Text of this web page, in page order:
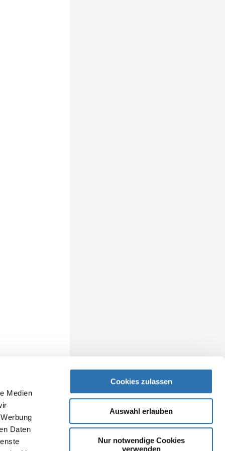
Medien
Daten
Cookies zulassen
Auswahl erlauben
Nur notwendige Cookies
verwenden